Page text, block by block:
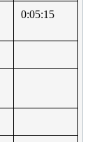
0:05:15